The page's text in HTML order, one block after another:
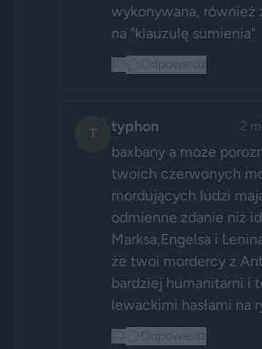
wykonywana, również
na "klauzulę sumienia"
T typhon 2
baxbany a może
twoich czerwonych
mordujących ludzi
odmienne zdanie niż
Marksa,Engelsa i
że twoi mordercy z
bardziej humanitarni i
lewackimi hasłami na